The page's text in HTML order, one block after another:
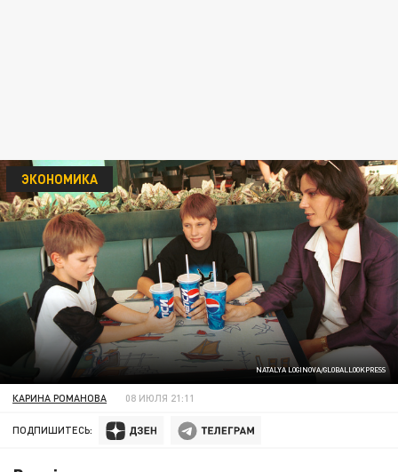
NATALYA LOGINOVA/GLOBALLOOKPRESS
ЭКОНОМИКА
КАРИНА РОМАНОВА 08 ИЮЛЯ 21:11
ПОДПИШИТЕСЬ: